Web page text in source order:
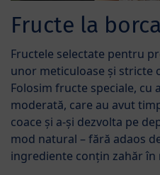
Fructe la
Fructele selectate pentru
unor meticuloase și stricte
Folosim fructe speciale, cu
moderată, care au avut
coace și a-și dezvolta pe
mod natural – fără adaos
ingrediente conțin zahăr în